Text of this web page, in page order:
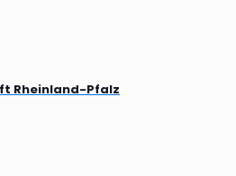
Rheinland-Pfalz